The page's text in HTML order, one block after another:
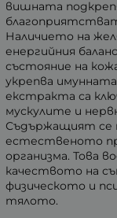
вишната
Наличието на
енергийния
състояние на
укрепва
екстракта са
мускулите и
Съдържащият се
естественото
организма. Това
качеството на
физическото и
тялото.